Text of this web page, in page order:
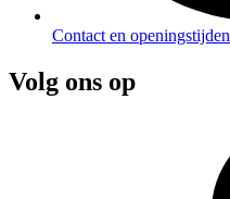
Contact en openingstijden
Volg ons op